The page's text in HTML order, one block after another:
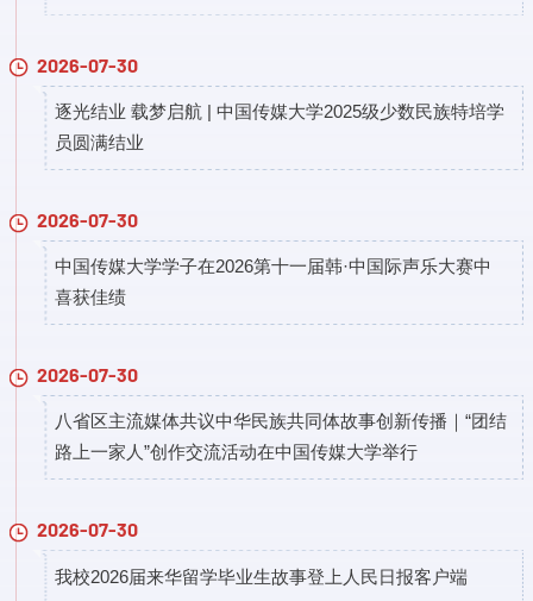
2026-07-30
逐光结业 载梦启航 | 中国传媒大学2025级少数民族特培学
员圆满结业
2026-07-30
中国传媒大学学子在2026第十一届韩·中国际声乐大赛中
喜获佳绩
2026-07-30
八省区主流媒体共议中华民族共同体故事创新传播｜“团结
路上一家人”创作交流活动在中国传媒大学举行
2026-07-30
​我校2026届来华留学毕业生故事登上人民日报客户端